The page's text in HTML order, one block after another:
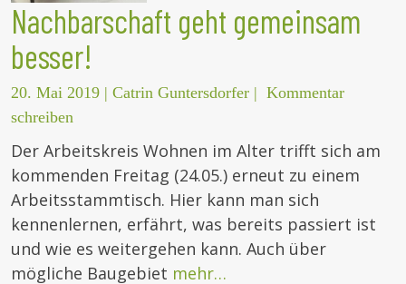
Nachbarschaft geht gemeinsam
besser!
20. Mai 2019 | Catrin Guntersdorfer | Kommentar
schreiben
Der Arbeitskreis Wohnen im Alter trifft sich am
kommenden Freitag (24.05.) erneut zu einem
Arbeitsstammtisch. Hier kann man sich
kennenlernen, erfährt, was bereits passiert ist
und wie es weitergehen kann. Auch über
mögliche Baugebiet mehr…